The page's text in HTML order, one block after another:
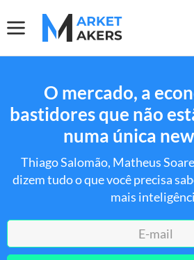
O mercado, a
bastidores que não
numa única
Thiago Salomão, Matheus
dizem tudo o que você precisa
mais